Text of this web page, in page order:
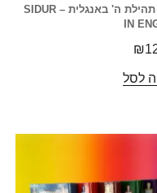
סידור תהילת ה' באנגלית – SIDUR
IN
₪
לסל